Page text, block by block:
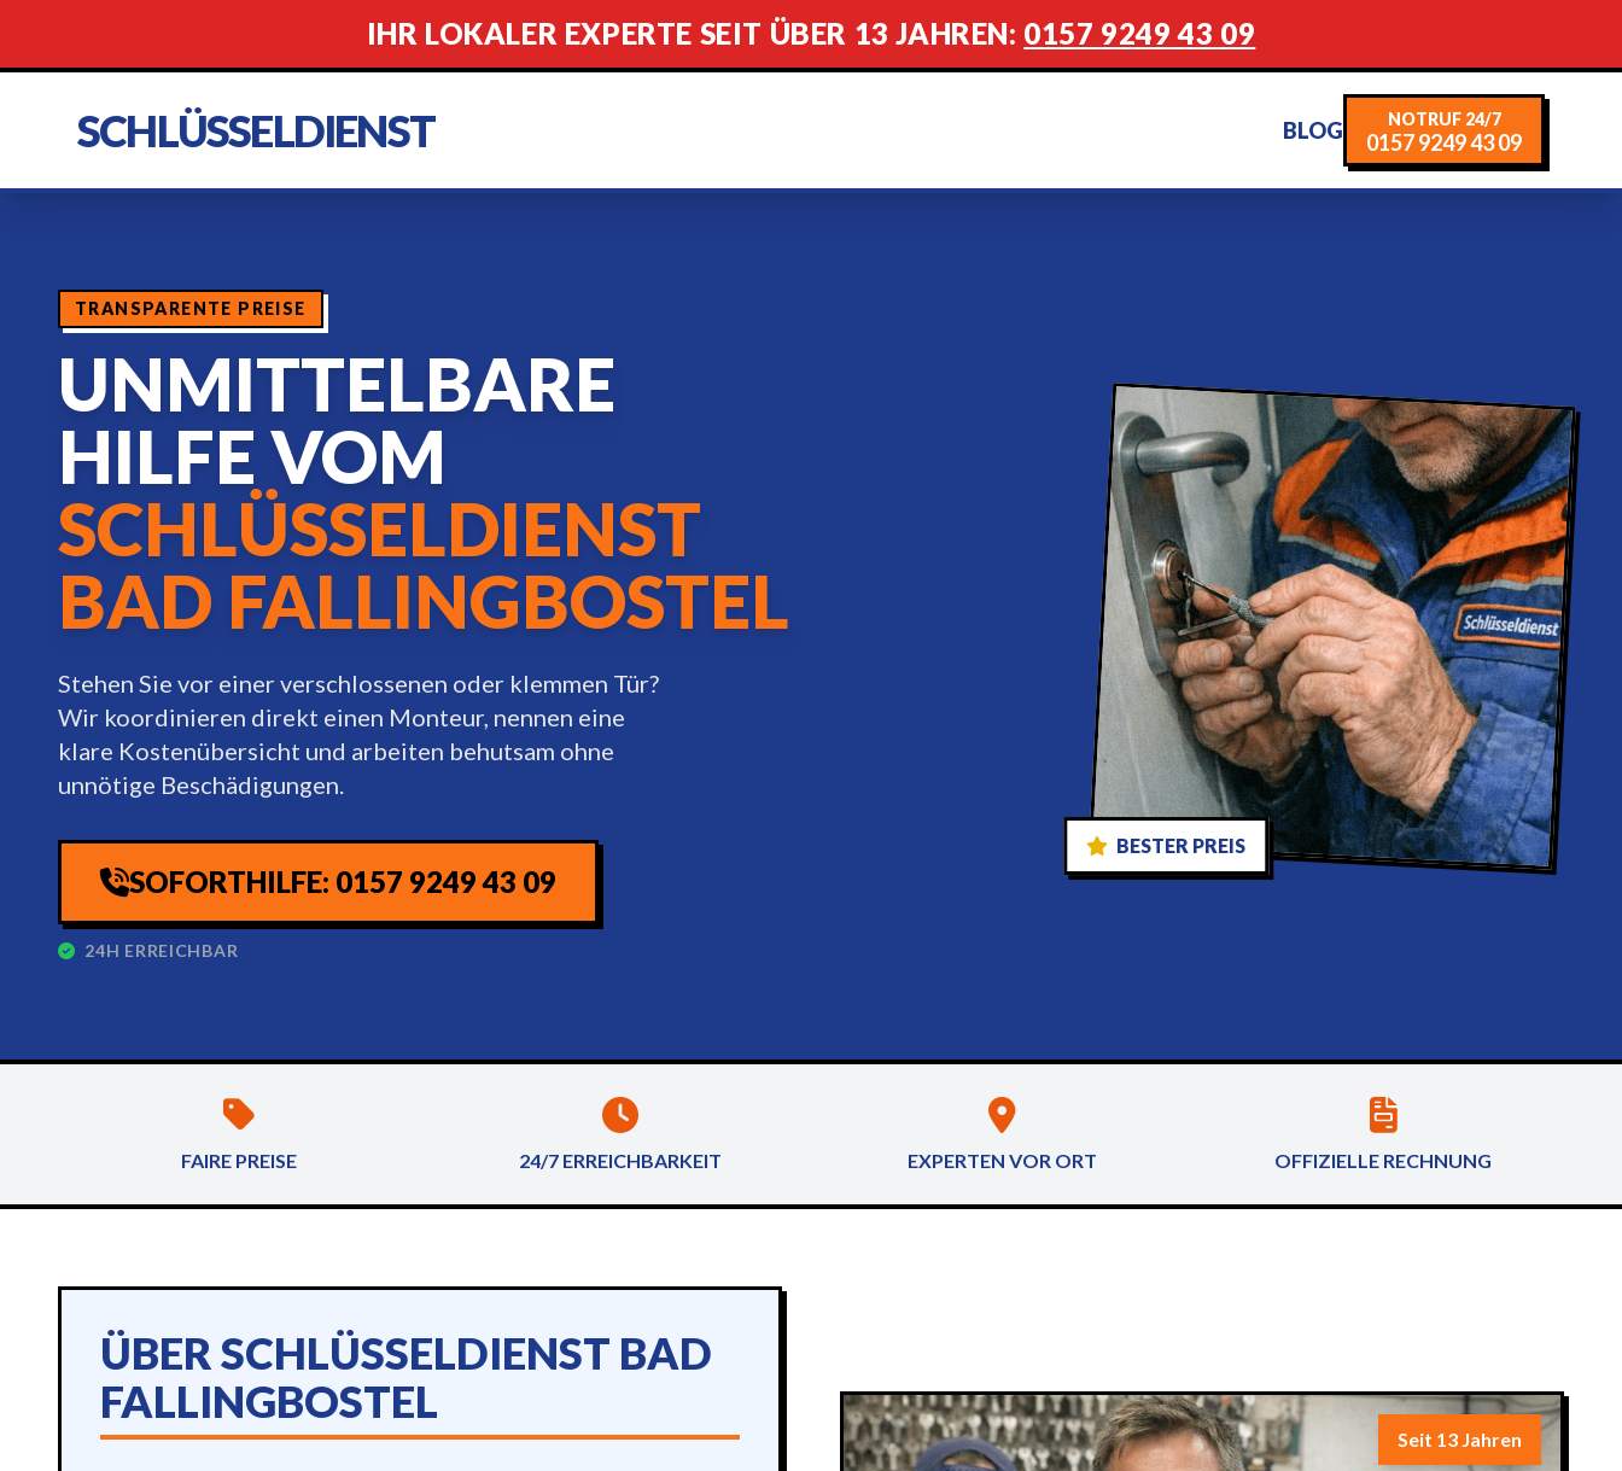
IHR LOKALER EXPERTE SEIT ÜBER 13 JAHREN: 0157 9249 43 09
SCHLÜSSELDIENST BLOG NOTRUF 24/7
0157 9249 43 09
TRANSPARENTE PREISE
UNMITTELBARE
HILFE VOM
SCHLÜSSELDIENST
BAD FALLINGBOSTEL
Stehen Sie vor einer verschlossenen oder klemmen Tür?
Wir koordinieren direkt einen Monteur, nennen eine
klare Kostenübersicht und arbeiten behutsam ohne
unnötige Beschädigungen.
SOFORTHILFE: 0157 9249 43 09
24H ERREICHBAR
BESTER PREIS
FAIRE PREISE 24/7 ERREICHBARKEIT EXPERTEN VOR ORT OFFIZIELLE RECHNUNG
ÜBER SCHLÜSSELDIENST BAD
FALLINGBOSTEL
Seit 13 Jahren